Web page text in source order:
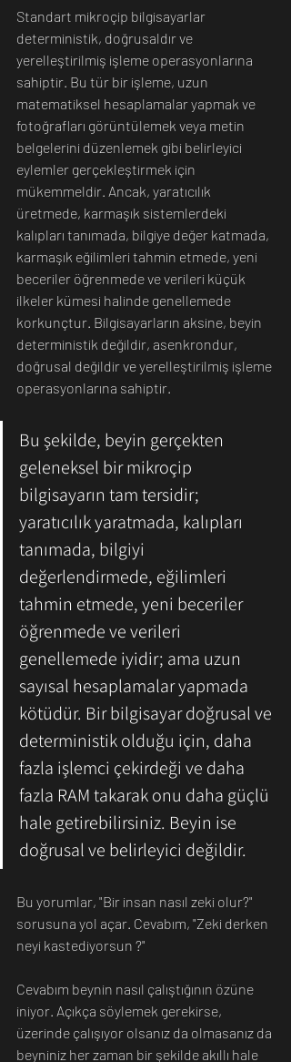
Standart mikroçip bilgisayarlar
deterministik, doğrusaldır ve
yerelleştirilmiş işleme operasyonlarına
sahiptir. Bu tür bir işleme, uzun
matematiksel hesaplamalar yapmak ve
fotoğrafları görüntülemek veya metin
belgelerini düzenlemek gibi belirleyici
eylemler gerçekleştirmek için
mükemmeldir. Ancak, yaratıcılık
üretmede, karmaşık sistemlerdeki
kalıpları tanımada, bilgiye değer katmada,
karmaşık eğilimleri tahmin etmede, yeni
beceriler öğrenmede ve verileri küçük
ilkeler kümesi halinde genellemede
korkunçtur. Bilgisayarların aksine, beyin
deterministik değildir, asenkrondur,
doğrusal değildir ve yerelleştirilmiş işleme
operasyonlarına sahiptir.
Bu şekilde, beyin gerçekten
geleneksel bir mikroçip
bilgisayarın tam tersidir;
yaratıcılık yaratmada, kalıpları
tanımada, bilgiyi
değerlendirmede, eğilimleri
tahmin etmede, yeni beceriler
öğrenmede ve verileri
genellemede iyidir; ama uzun
sayısal hesaplamalar yapmada
kötüdür. Bir bilgisayar doğrusal ve
deterministik olduğu için, daha
fazla işlemci çekirdeği ve daha
fazla RAM takarak onu daha güçlü
hale getirebilirsiniz. Beyin ise
doğrusal ve belirleyici değildir.
Bu yorumlar, "Bir insan nasıl zeki olur?"
sorusuna yol açar. Cevabım, "Zeki derken
neyi kastediyorsun ?"
Cevabım beynin nasıl çalıştığının özüne
iniyor. Açıkça söylemek gerekirse,
üzerinde çalışıyor olsanız da olmasanız da
beyniniz her zaman bir şekilde akıllı hale